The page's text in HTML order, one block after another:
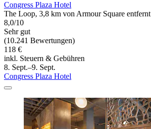
Congress Plaza Hotel
The Loop, 3,8 km von Armour Square entfernt
8,0/10
Sehr gut
(10.241 Bewertungen)
118 €
inkl. Steuern & Gebühren
8. Sept.–9. Sept.
Congress Plaza Hotel